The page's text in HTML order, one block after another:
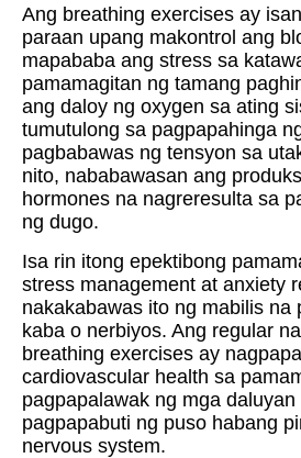
Ang breathing exercises ay
paraan upang makontrol ang
mapababa ang stress sa
pamamagitan ng tamang
ang daloy ng oxygen sa ating
tumutulong sa pagpapahinga
pagbabawas ng tensyon sa
nito, nababawasan ang
hormones na nagreresulta sa
ng dugo.
Isa rin itong epektibong
stress management at anxiety
nakakabawas ito ng mabilis na
kaba o nerbiyos. Ang regular
breathing exercises ay
cardiovascular health sa
pagpapalawak ng mga
pagpapabuti ng puso habang
nervous system.